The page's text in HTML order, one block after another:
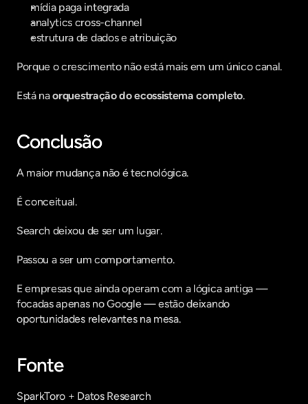
mídia paga integrada
analytics cross-channel
estrutura de dados e atribuição
Porque o crescimento não está mais em um único canal.
Está na orquestração do ecossistema completo.
Conclusão
A maior mudança não é tecnológica.
É conceitual.
Search deixou de ser um lugar.
Passou a ser um comportamento.
E empresas que ainda operam com a lógica antiga —
focadas apenas no Google — estão deixando
oportunidades relevantes na mesa.
Fonte
SparkToro + Datos Research